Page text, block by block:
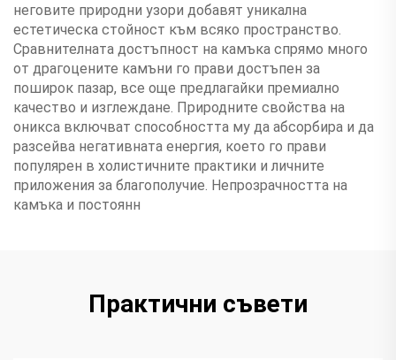
неговите природни узори добавят уникална
естетическа стойност към всяко пространство.
Сравнителната достъпност на камъка спрямо много
от драгоцените камъни го прави достъпен за
поширок пазар, все още предлагайки премиално
качество и изглеждане. Природните свойства на
оникса включват способността му да абсорбира и да
разсейва негативната енергия, което го прави
популярен в холистичните практики и личните
приложения за благополучие. Непрозрачността на
камъка и постоянн
Практични съвети